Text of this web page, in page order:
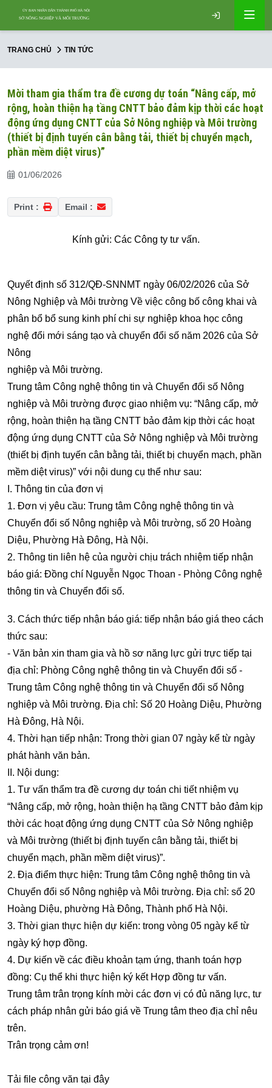
TRANG CHỦ TIN TỨC
Mời tham gia thẩm tra đề cương dự toán “Nâng cấp, mở
rộng, hoàn thiện hạ tầng CNTT bảo đảm kịp thời các hoạt
động ứng dụng CNTT của Sở Nông nghiệp và Môi trường
(thiết bị định tuyến cân bằng tải, thiết bị chuyển mạch,
phần mềm diệt virus)”
01/06/2026
Print : Email :
Kính gửi: Các Công ty tư vấn.
Quyết định số 312/QĐ-SNNMT ngày 06/02/2026 của Sở
Nông Nghiệp và Môi trường Về việc công bố công khai và
phân bổ bổ sung kinh phí chi sự nghiệp khoa học công
nghệ đổi mới sáng tạo và chuyển đổi số năm 2026 của Sở
Nông
nghiệp và Môi trường.
Trung tâm Công nghệ thông tin và Chuyển đổi số Nông
nghiệp và Môi trường được giao nhiệm vụ: “Nâng cấp, mở
rộng, hoàn thiện hạ tầng CNTT bảo đảm kịp thời các hoạt
động ứng dụng CNTT của Sở Nông nghiệp và Môi trường
(thiết bị định tuyến cân bằng tải, thiết bị chuyển mạch, phần
mềm diệt virus)” với nội dung cụ thể như sau:
I. Thông tin của đơn vị
1. Đơn vị yêu cầu: Trung tâm Công nghệ thông tin và
Chuyển đổi số Nông nghiệp và Môi trường, số 20 Hoàng
Diệu, Phường Hà Đông, Hà Nội.
2. Thông tin liên hệ của người chịu trách nhiệm tiếp nhận
báo giá: Đồng chí Nguyễn Ngọc Thoan - Phòng Công nghệ
thông tin và Chuyển đổi số.
3. Cách thức tiếp nhận báo giá: tiếp nhận báo giá theo cách
thức sau:
- Văn bản xin tham gia và hồ sơ năng lực gửi trực tiếp tại
địa chỉ: Phòng Công nghệ thông tin và Chuyển đổi số -
Trung tâm Công nghệ thông tin và Chuyển đổi số Nông
nghiệp và Môi trường. Địa chỉ: Số 20 Hoàng Diệu, Phường
Hà Đông, Hà Nội.
4. Thời hạn tiếp nhận: Trong thời gian 07 ngày kể từ ngày
phát hành văn bản.
II. Nội dung:
1. Tư vấn thẩm tra đề cương dự toán chi tiết nhiệm vụ
“Nâng cấp, mở rộng, hoàn thiện hạ tầng CNTT bảo đảm kịp
thời các hoạt động ứng dụng CNTT của Sở Nông nghiệp
và Môi trường (thiết bị định tuyến cân bằng tải, thiết bị
chuyển mạch, phần mềm diệt virus)”.
2. Địa điểm thực hiện: Trung tâm Công nghệ thông tin và
Chuyển đổi số Nông nghiệp và Môi trường. Địa chỉ: số 20
Hoàng Diệu, phường Hà Đông, Thành phố Hà Nội.
3. Thời gian thực hiện dự kiến: trong vòng 05 ngày kể từ
ngày ký hợp đồng.
4. Dự kiến về các điều khoản tạm ứng, thanh toán hợp
đồng: Cụ thể khi thực hiện ký kết Hợp đồng tư vấn.
Trung tâm trân trọng kính mời các đơn vị có đủ năng lực, tư
cách pháp nhân gửi báo giá về Trung tâm theo địa chỉ nêu
trên.
Trân trọng cảm ơn!
Tải file công văn tại đây